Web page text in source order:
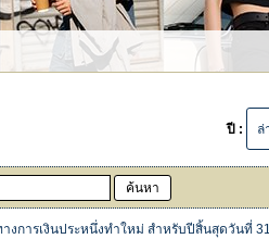
ปี : ล่
ค้นหา
งการเงินประหนึ่งทำใหม่ สำหรับปีสิ้นสุดวันที่